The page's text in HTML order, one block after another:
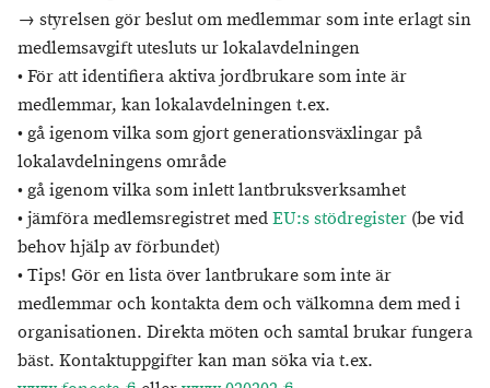
→ styrelsen gör beslut om medlemmar som inte erlagt sin
medlemsavgift utesluts ur lokalavdelningen
• För att identifiera aktiva jordbrukare som inte är
medlemmar, kan lokalavdelningen t.ex.
• gå igenom vilka som gjort generationsväxlingar på
lokalavdelningens område
• gå igenom vilka som inlett lantbruksverksamhet
• jämföra medlemsregistret medEU:s stödregister (be vid
behov hjälp av förbundet)
• Tips! Gör en lista över lantbrukare som inte är
medlemmar och kontakta dem och välkomna dem med i
organisationen. Direkta möten och samtal brukar fungera
bäst. Kontaktuppgifter kan man söka via t.ex.